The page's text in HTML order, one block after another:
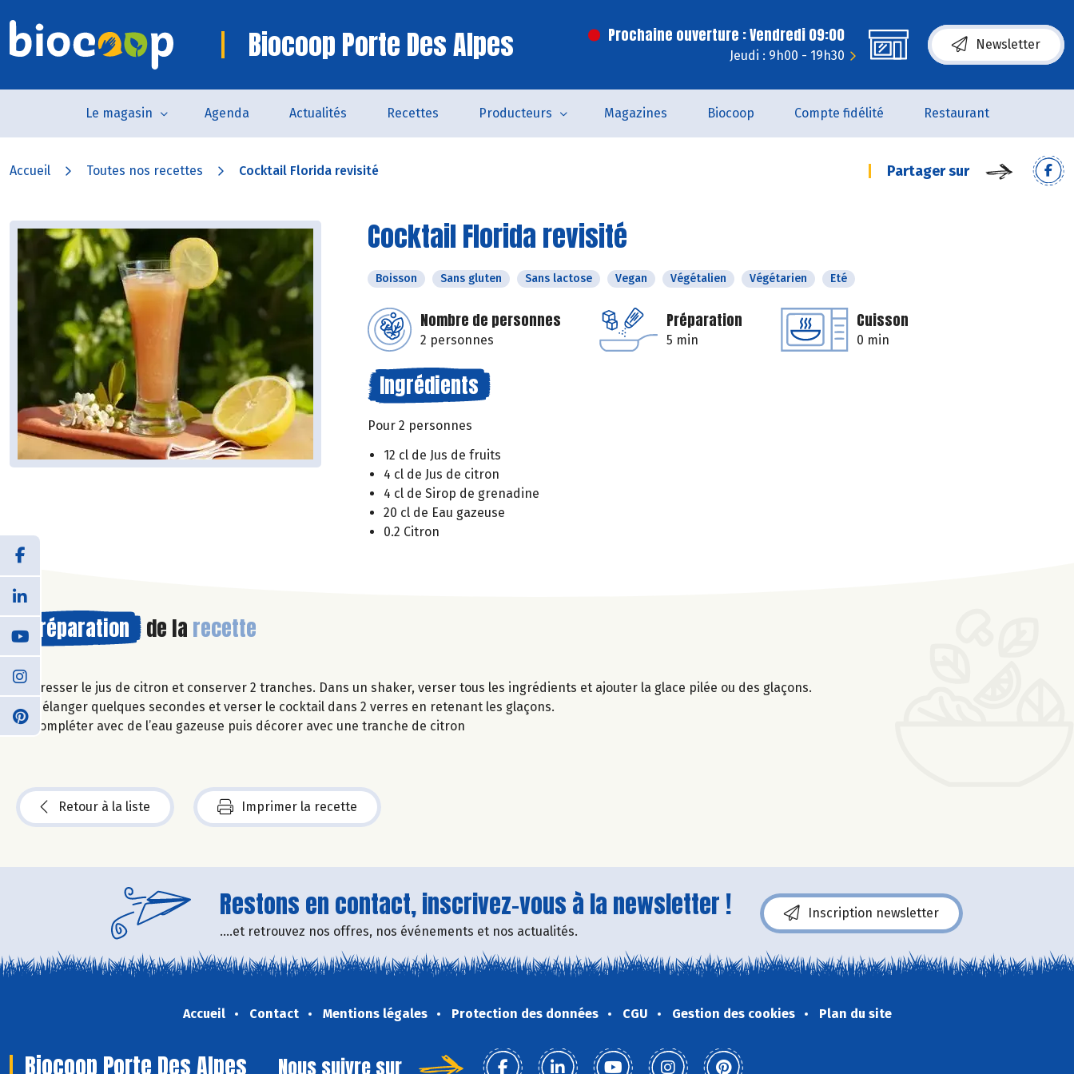
Biocoop Porte Des Alpes Prochaine ouverture : Vendredi 09:00
Jeudi : 9h00 - 19h30
Newsletter
Le magasin Agenda Actualités Recettes Producteurs Magazines Biocoop Compte fidélité Restaurant
Accueil Toutes nos recettes Cocktail Florida revisité Partager sur
Cocktail Florida revisité
Boisson Sans gluten Sans lactose Vegan Végétalien Végétarien Eté
Nombre de personnes
2 personnes
Préparation
5 min
Cuisson
0 min
Ingrédients
Pour 2 personnes
12 cl de Jus de fruits
4 cl de Jus de citron
4 cl de Sirop de grenadine
20 cl de Eau gazeuse
0.2 Citron
Préparation de la recette
Presser le jus de citron et conserver 2 tranches. Dans un shaker, verser tous les ingrédients et ajouter la glace pilée ou des glaçons.
Mélanger quelques secondes et verser le cocktail dans 2 verres en retenant les glaçons.
Compléter avec de l’eau gazeuse puis décorer avec une tranche de citron
Retour à la liste Imprimer la recette
Restons en contact, inscrivez-vous à la newsletter !
....et retrouvez nos offres, nos événements et nos actualités.
Inscription newsletter
Accueil Contact Mentions légales Protection des données CGU Gestion des cookies Plan du site
Biocoop Porte Des Alpes Nous suivre sur